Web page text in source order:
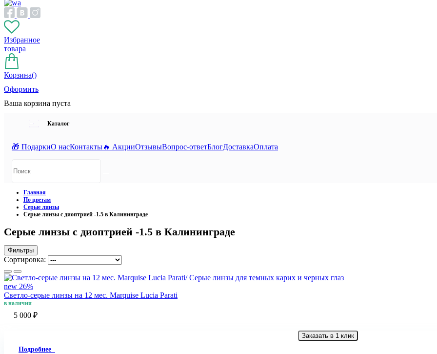
Избранное
товара
Корзина()
Оформить
Ваша корзина пуста
Каталог
🎁 ПодаркиО насКонтакты🔥 АкцииОтзывыВопрос-ответБлогДоставкаОплата
Главная
По цветам
Серые линзы
Серые линзы с диоптрией -1.5 в Калининграде
Серые линзы с диоптрией -1.5 в Калининграде
Фильтры
Сортировка:
new 26%
Светло-серые линзы на 12 мес. Marquise Lucia Parati
в наличии
5 000 ₽
Заказать в 1 клик
Подробнее